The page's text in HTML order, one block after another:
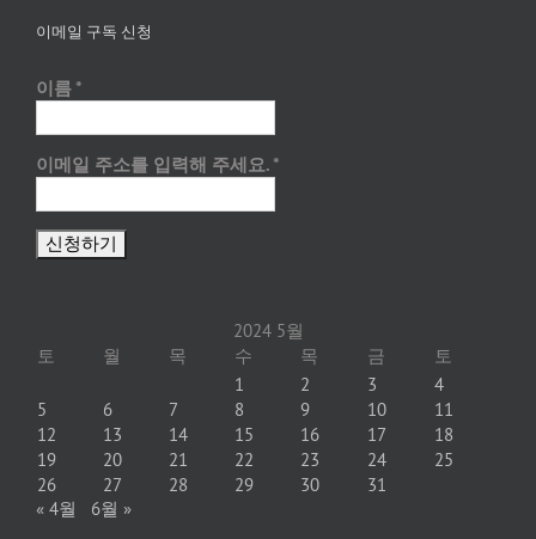
이메일 구독 신청
이름 *
이메일 주소를 입력해 주세요. *
2024 5월
토 월 목 수 목 금 토
1 2 3
4
5
6 7 8 9 10
11
12
13 14 15 16 17
18
19
20 21 22 23 24
25
26
27 28 29 30
31
« 4월
6월 »